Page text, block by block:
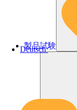
Deutsch
製品試験